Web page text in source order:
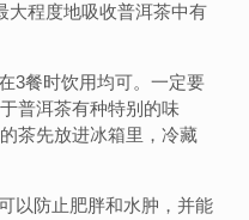
大程度地吸收普洱茶中有
餐时饮用均可。一定要
普洱茶有种特别的味
茶先放进冰箱里，冷藏
防止肥胖和水肿，并能